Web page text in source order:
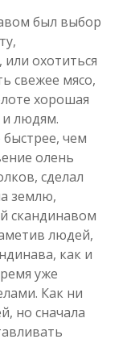
был выбор
охотиться
свежее мясо,
хорошая
людям.
чем
олень
сделал
землю,
скандинавом
людей,
как и
уже
Как ни
но сначала